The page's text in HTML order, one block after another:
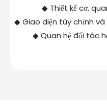
◆ Thiết kế cơ,
◆ Giao diện tùy chỉnh
◆ Quan hệ đối tác